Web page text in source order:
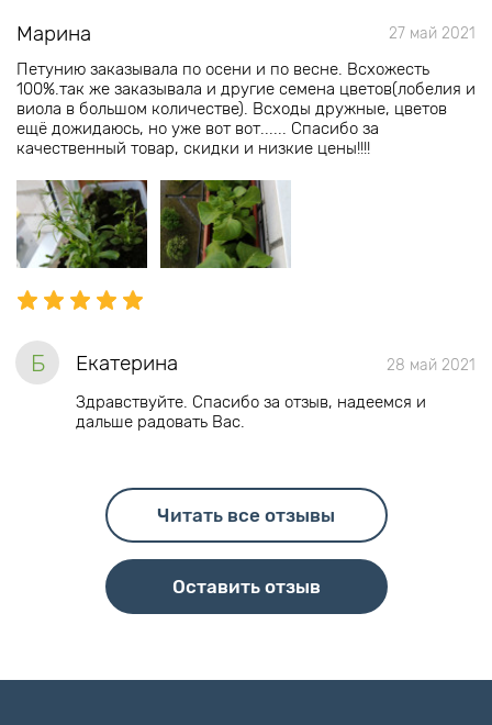
Марина 27 май 2021
Петунию заказывала по осени и по весне. Всхожесть
100%.так же заказывала и другие семена цветов(лобелия и
виола в большом количестве). Всходы дружные, цветов
ещё дожидаюсь, но уже вот вот...... Спасибо за
качественный товар, скидки и низкие цены!!!!
Б Екатерина 28 май 2021
Здравствуйте. Спасибо за отзыв, надеемся и
дальше радовать Вас.
Читать все отзывы
Оставить отзыв